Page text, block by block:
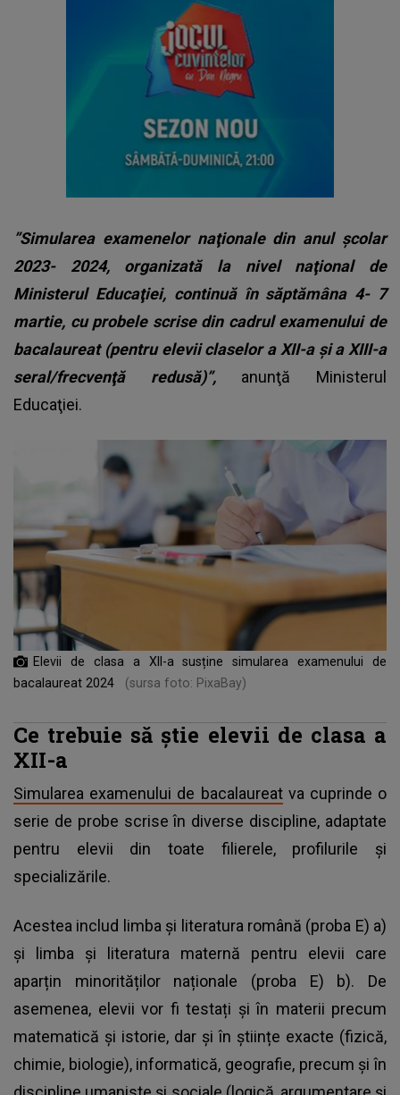
”Simularea examenelor naţionale din anul şcolar
2023- 2024, organizată la nivel naţional de
Ministerul Educaţiei, continuă în săptămâna 4- 7
martie, cu probele scrise din cadrul examenului de
bacalaureat (pentru elevii claselor a XII-a şi a XIII-a
seral/frecvenţă redusă)”, anunţă Ministerul
Educaţiei.
Elevii de clasa a XII-a susține simularea examenului de
bacalaureat 2024
(sursa foto: PixaBay)
Ce trebuie să știe elevii de clasa a
XII-a
Simularea examenului de bacalaureatva cuprinde o
serie de probe scrise în diverse discipline, adaptate
pentru elevii din toate filierele, profilurile și
specializările.
Acestea includ limba și literatura română (proba E) a)
și limba și literatura maternă pentru elevii care
aparțin minorităților naționale (proba E) b). De
asemenea, elevii vor fi testați și în materii precum
matematică și istorie, dar și în științe exacte (fizică,
chimie, biologie), informatică, geografie, precum și în